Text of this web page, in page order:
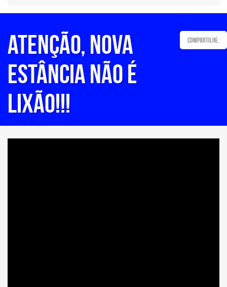
ATENÇÃO, NOVA
ESTÂNCIA NÃO É
LIXÃO!!!
Compartilhe: